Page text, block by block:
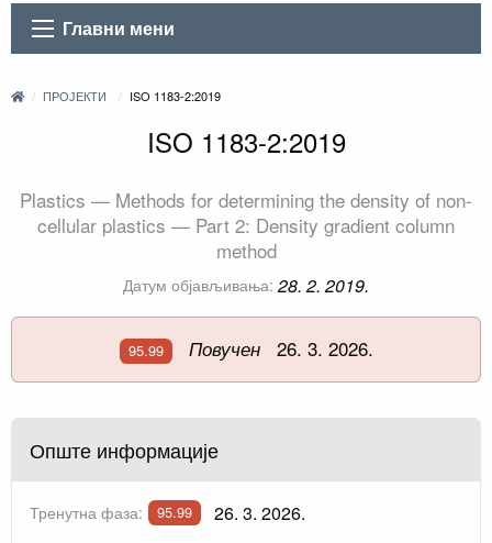
Главни мени
ПРОЈЕКТИ ISO 1183-2:2019
ISO 1183-2:2019
Plastics — Methods for determining the density of non-
cellular plastics — Part 2: Density gradient column
method
Датум објављивања: 28. 2. 2019.
95.99 Повучен26. 3. 2026.
Опште информације
Тренутна фаза: 95.99 26. 3. 2026.